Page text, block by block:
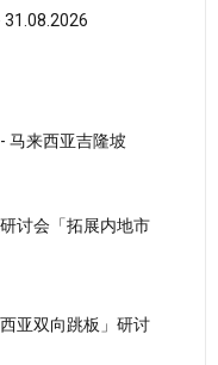
31.08.2026
马来西亚吉隆坡
讨会「拓展内地市
亚双向跳板」研讨